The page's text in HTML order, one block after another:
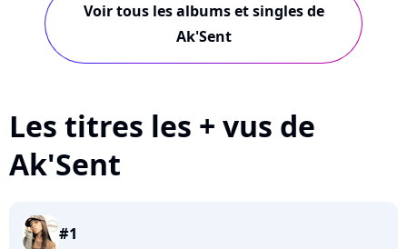
Voir tous les albums et singles de
Ak'Sent
Les titres les + vus de
Ak'Sent
#1